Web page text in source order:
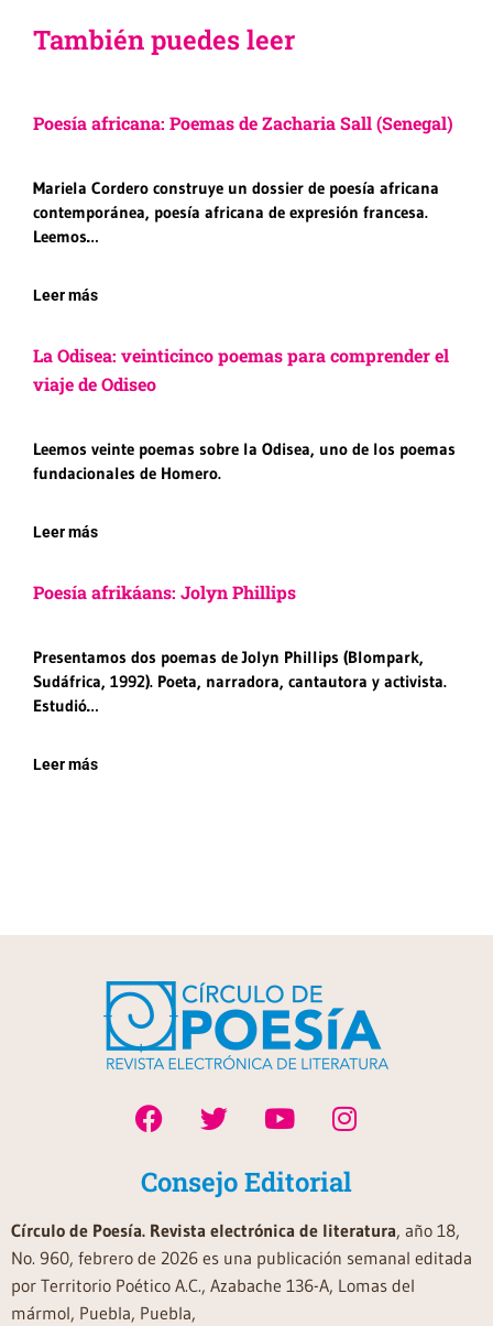
También puedes leer
Poesía africana: Poemas de Zacharia Sall (Senegal)
Mariela Cordero construye un dossier de poesía africana
contemporánea, poesía africana de expresión francesa.
Leemos…
Leer más
La Odisea: veinticinco poemas para comprender el
viaje de Odiseo
Leemos veinte poemas sobre la Odisea, uno de los poemas
fundacionales de Homero.
Leer más
Poesía afrikáans: Jolyn Phillips
Presentamos dos poemas de Jolyn Phillips (Blompark,
Sudáfrica, 1992). Poeta, narradora, cantautora y activista.
Estudió…
Leer más
Consejo Editorial
Círculo de Poesía. Revista electrónica de literatura, año 18,
No. 960, febrero de 2026 es una publicación semanal editada
por Territorio Poético A.C., Azabache 136-A, Lomas del
mármol, Puebla, Puebla,